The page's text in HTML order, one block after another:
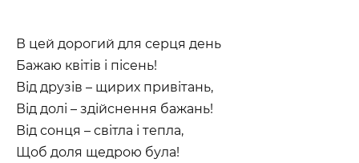
В цей дорогий для серця день
Бажаю квітів і пісень!
Від друзів – щирих привітань,
Від долі – здійснення бажань!
Від сонця – світла і тепла,
Щоб доля щедрою була!